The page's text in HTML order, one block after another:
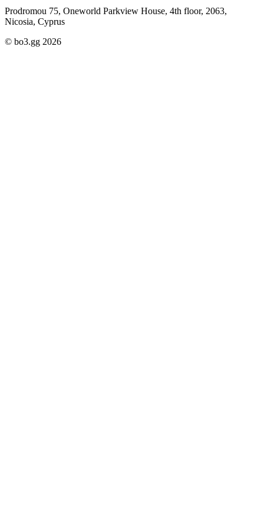
Prodromou 75, Oneworld Parkview House, 4th floor, 2063,
Nicosia, Cyprus
© bo3.gg 2026